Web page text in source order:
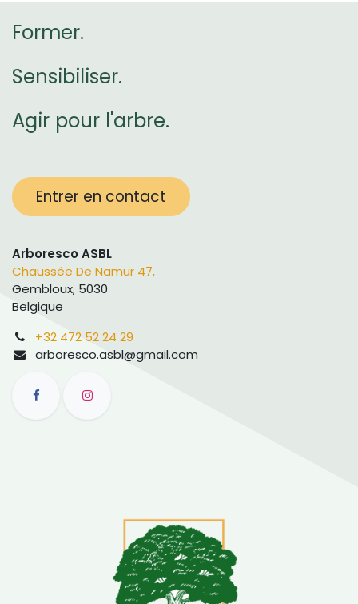
Former.
Sensibiliser.
Agir pour l'arbre.
Entrer en contact
Arboresco ASBL
Chaussée De Namur 47,
Gembloux, 5030
Belgique
+32 472 52 24 29
arboresco.asbl@gmail.com